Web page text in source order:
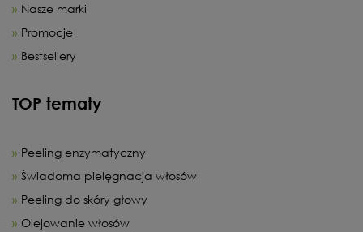
Nasze marki
Promocje
Bestsellery
TOP tematy
Peeling enzymatyczny
Świadoma pielęgnacja włosów
Peeling do skóry głowy
Olejowanie włosów